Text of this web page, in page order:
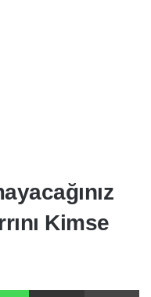
Kimse
WhatsApp E-Posta ile paylaş